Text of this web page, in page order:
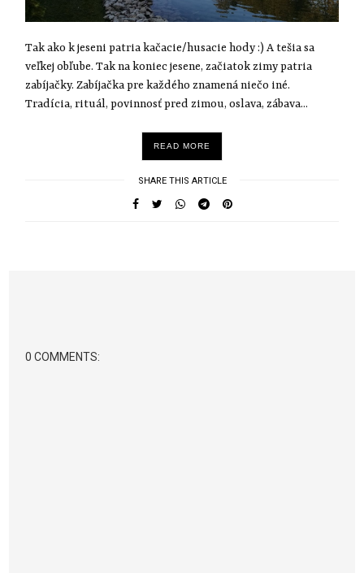
Tak ako k jeseni patria kačacie/husacie hody :) A tešia sa
veľkej obľube. Tak na koniec jesene, začiatok zimy patria
zabíjačky. Zabíjačka pre každého znamená niečo iné.
Tradícia, rituál, povinnosť pred zimou, oslava, zábava...
READ MORE
SHARE THIS ARTICLE
0 COMMENTS: